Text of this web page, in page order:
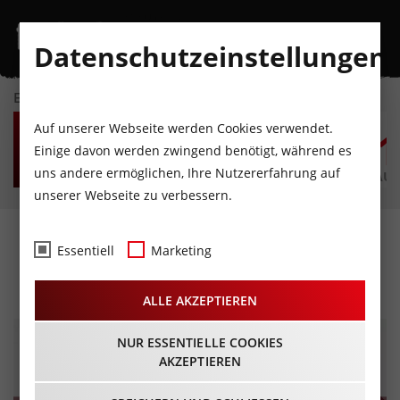
EVENTKALENDER
FR
7
AUGUST
SA
8
AUGUST
SO
9
AUGUST
MO
10
AUGUST
DI
11
AUGUST
Der will nur spielen!
25.03.2025 - Beginn 20:00 Uhr
Datenschutzeinstellungen
Auf unserer Webseite werden Cookies verwendet.
Einige davon werden zwingend benötigt, während es
uns andere ermöglichen, Ihre Nutzererfahrung auf
unserer Webseite zu verbessern.
Essentiell Marketing
ALLE AKZEPTIEREN
NUR ESSENTIELLE COOKIES
AKZEPTIEREN